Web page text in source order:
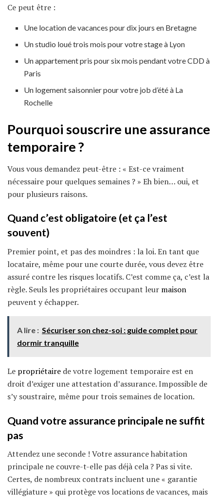
Ce peut être :
Une location de vacances pour dix jours en Bretagne
Un studio loué trois mois pour votre stage à Lyon
Un appartement pris pour six mois pendant votre CDD à
Paris
Un logement saisonnier pour votre job d’été à La
Rochelle
Pourquoi souscrire une assurance
temporaire ?
Vous vous demandez peut-être : « Est-ce vraiment
nécessaire pour quelques semaines ? » Eh bien… oui, et
pour plusieurs raisons.
Quand c’est obligatoire (et ça l’est
souvent)
Premier point, et pas des moindres : la loi. En tant que
locataire, même pour une courte durée, vous devez être
assuré contre les risques locatifs. C’est comme ça, c’est la
règle. Seuls les propriétaires occupant leur maison
peuvent y échapper.
A lire : Sécuriser son chez-soi : guide complet pour
dormir tranquille
Le propriétaire de votre logement temporaire est en
droit d’exiger une attestation d’assurance. Impossible de
s’y soustraire, même pour trois semaines de location.
Quand votre assurance principale ne suffit
pas
Attendez une seconde ! Votre assurance habitation
principale ne couvre-t-elle pas déjà cela ? Pas si vite.
Certes, de nombreux contrats incluent une « garantie
villégiature » qui protège vos locations de vacances, mais